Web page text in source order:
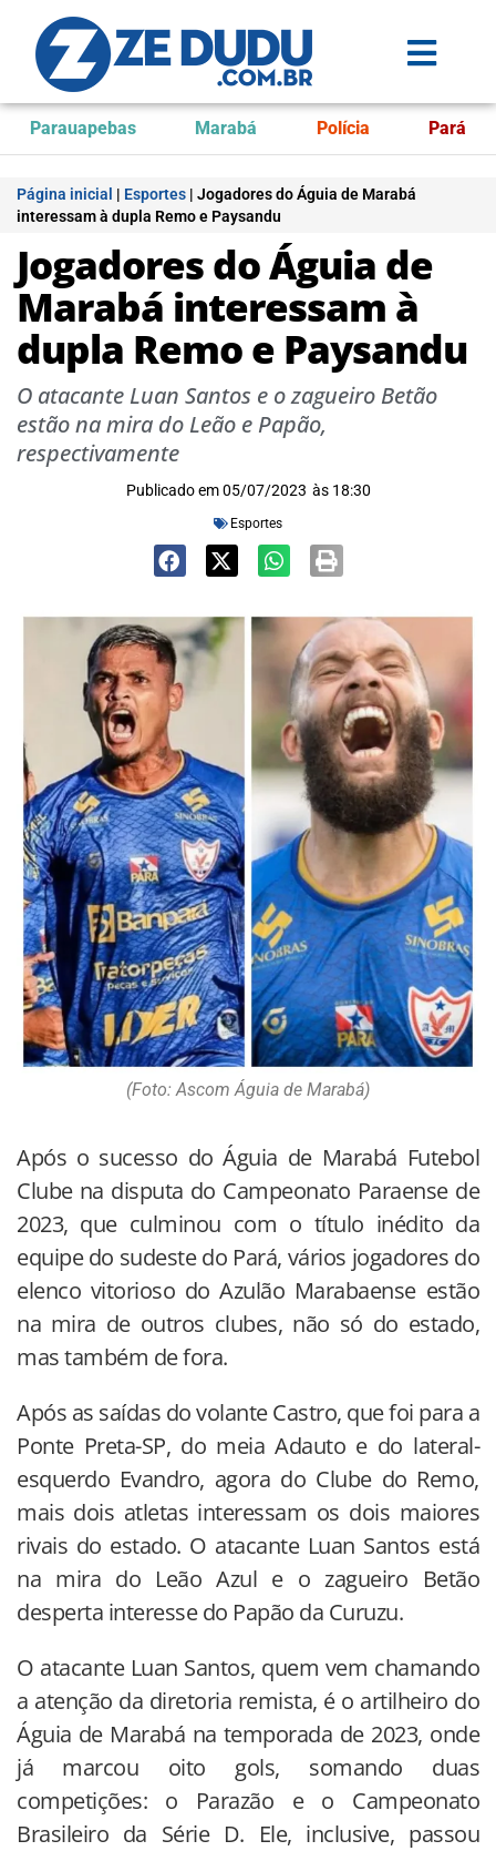
Parauapebas Marabá Polícia Pará
Página inicial | Esportes | Jogadores do Águia de Marabá
interessam à dupla Remo e Paysandu
Jogadores do Águia de
Marabá interessam à
dupla Remo e Paysandu
O atacante Luan Santos e o zagueiro Betão
estão na mira do Leão e Papão,
respectivamente
Publicado em 05/07/2023 às 18:30
Esportes
(Foto: Ascom Águia de Marabá)
Após o sucesso do Águia de Marabá Futebol
Clube na disputa do Campeonato Paraense de
2023, que culminou com o título inédito da
equipe do sudeste do Pará, vários jogadores do
elenco vitorioso do Azulão Marabaense estão
na mira de outros clubes, não só do estado,
mas também de fora.
Após as saídas do volante Castro, que foi para a
Ponte Preta-SP, do meia Adauto e do lateral-
esquerdo Evandro, agora do Clube do Remo,
mais dois atletas interessam os dois maiores
rivais do estado. O atacante Luan Santos está
na mira do Leão Azul e o zagueiro Betão
desperta interesse do Papão da Curuzu.
O atacante Luan Santos, quem vem chamando
a atenção da diretoria remista, é o artilheiro do
Águia de Marabá na temporada de 2023, onde
já marcou oito gols, somando duas
competições: o Parazão e o Campeonato
Brasileiro da Série D. Ele, inclusive, passou